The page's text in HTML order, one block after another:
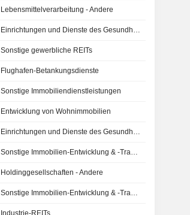
Lebensmittelverarbeitung - Andere
Einrichtungen und Dienste des Gesundheitswesens - Andere
Sonstige gewerbliche REITs
Flughafen-Betankungsdienste
Sonstige Immobiliendienstleistungen
Entwicklung von Wohnimmobilien
Einrichtungen und Dienste des Gesundheitswesens - Andere
Sonstige Immobilien-Entwicklung & -Transaktionen
Holdinggesellschaften - Andere
Sonstige Immobilien-Entwicklung & -Transaktionen
Industrie-REITs